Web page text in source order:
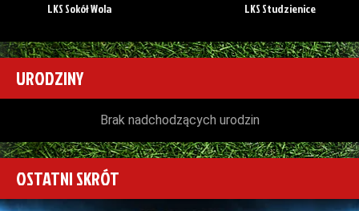
LKS Sokół Wola LKS Studzienice
URODZINY
Brak nadchodzących urodzin
OSTATNI SKRÓT